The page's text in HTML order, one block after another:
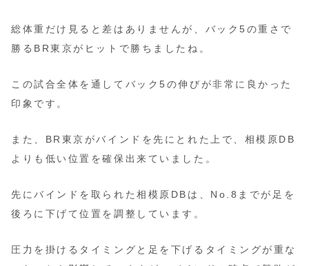
総体重だけ見ると差はありませんが、バック5の重さで
勝るBR東京がヒットで勝ちましたね。
この試合全体を通してバック5の伸びが非常に良かった
印象です。
また、BR東京がバインドを先にとれた上で、相模原DB
よりも低い位置を確保出来ていました。
先にバインドを取られた相模原DBは、No.8までが足を
後ろに下げて位置を調整しています。
圧力を掛けるタイミングと足を下げるタイミングが重な